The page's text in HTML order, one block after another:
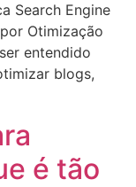
Search Engine
Otimização
entendido
blogs,
é tão